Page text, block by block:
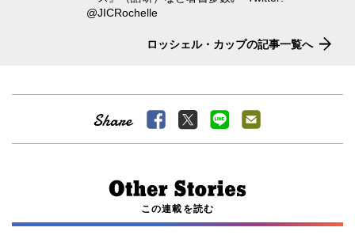
@JICRochelle
ロッシェル・カップの記事一覧へ
この連載を読む